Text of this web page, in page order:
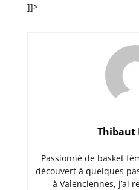
]]>
Thibaut
Passionné de basket
découvert à quelques
à Valenciennes, j’ai